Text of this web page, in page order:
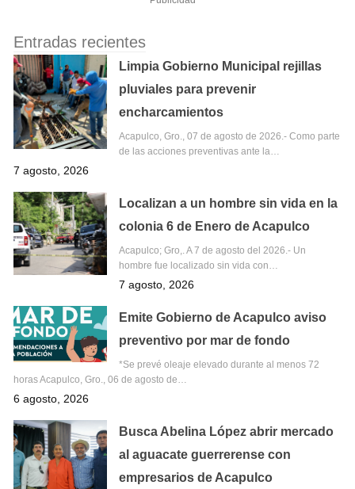
Entradas recientes
Limpia Gobierno Municipal rejillas
pluviales para prevenir
encharcamientos
Acapulco, Gro., 07 de agosto de 2026.- Como parte
de las acciones preventivas ante la…
7 agosto, 2026
Localizan a un hombre sin vida en la
colonia 6 de Enero de Acapulco
Acapulco; Gro,. A 7 de agosto del 2026.- Un
hombre fue localizado sin vida con…
7 agosto, 2026
Emite Gobierno de Acapulco aviso
preventivo por mar de fondo
*Se prevé oleaje elevado durante al menos 72
horas Acapulco, Gro., 06 de agosto de…
6 agosto, 2026
Busca Abelina López abrir mercado
al aguacate guerrerense con
empresarios de Acapulco